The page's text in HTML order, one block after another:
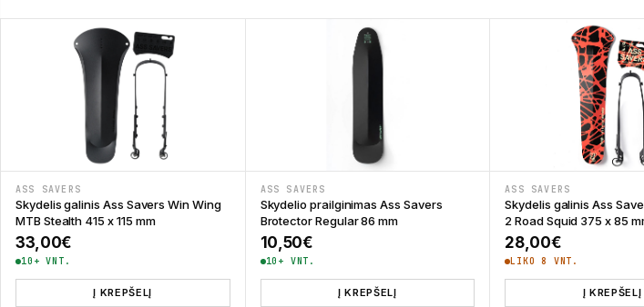
ASS SAVERS
Skydelis galinis Ass Savers Win Wing
MTB Stealth 415 x 115 mm
33,00€
10+ VNT.
Į KREPŠELĮ
ASS SAVERS
Skydelio prailginimas Ass Savers
Brotector Regular 86 mm
10,50€
10+ VNT.
Į KREPŠELĮ
ASS SAVERS
Skydelis galinis Ass
2 Road Squid 375 x 85
28,00€
LIKO 8 VNT.
Į KREPŠELĮ